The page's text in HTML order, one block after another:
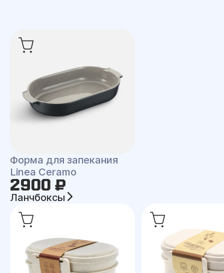
Форма для запекания
Linea Ceramo
2900 ₽
Ланчбоксы